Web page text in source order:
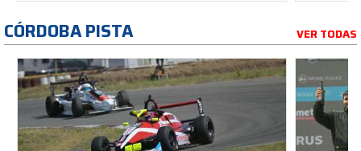
CÓRDOBA PISTA VER TODAS